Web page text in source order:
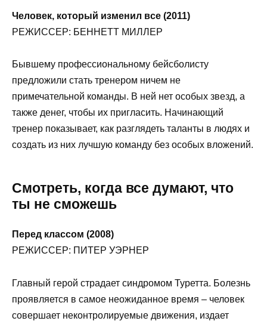
Человек, который изменил все (2011)
РЕЖИССЕР: БЕННЕТТ МИЛЛЕР
Бывшему профессиональному бейсболисту
предложили стать тренером ничем не
примечательной команды. В ней нет особых звезд, а
также денег, чтобы их пригласить. Начинающий
тренер показывает, как разглядеть таланты в людях и
создать из них лучшую команду без особых вложений.
Смотреть, когда все думают, что
ты не сможешь
Перед классом (2008)
РЕЖИССЕР: ПИТЕР УЭРНЕР
Главный герой страдает синдромом Туретта. Болезнь
проявляется в самое неожиданное время – человек
совершает неконтролируемые движения, издает